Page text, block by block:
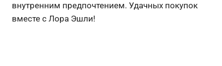
внутренним предпочтением. Удачных покупок
вместе с Лора Эшли!